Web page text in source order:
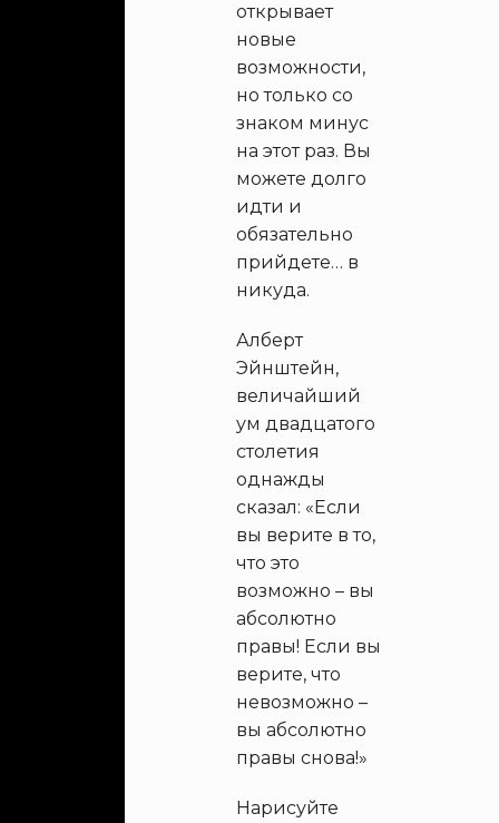
открывает
новые
возможности,
но только со
знаком минус
на этот раз. Вы
можете долго
идти и
обязательно
прийдете… в
никуда.
Алберт
Эйнштейн,
величайший
ум двадцатого
столетия
однажды
сказал: «Если
вы верите в то,
что это
возможно – вы
абсолютно
правы! Если вы
верите, что
невозможно –
вы абсолютно
правы снова!»
Нарисуйте